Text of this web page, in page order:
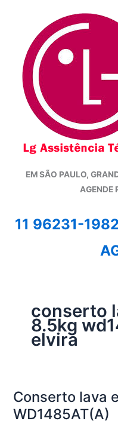
conteúdo
EM SÃO PAULO,
AGENDE
11 96231-
conserto
8.5kg
elvira
Conserto lava
WD1485AT(A)